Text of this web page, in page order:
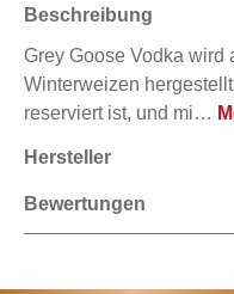
Beschreibung
Grey Goose Vodka
Winterweizen
reserviert ist, und mi…
Hersteller
Bewertungen